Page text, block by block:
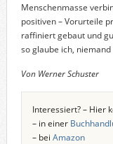
Menschenmasse
positiven – Vorurteile
raffiniert gebaut und
so glaube ich,
Von Werner Schuster
Interessiert? – Hier
– in einer
– bei Amazon